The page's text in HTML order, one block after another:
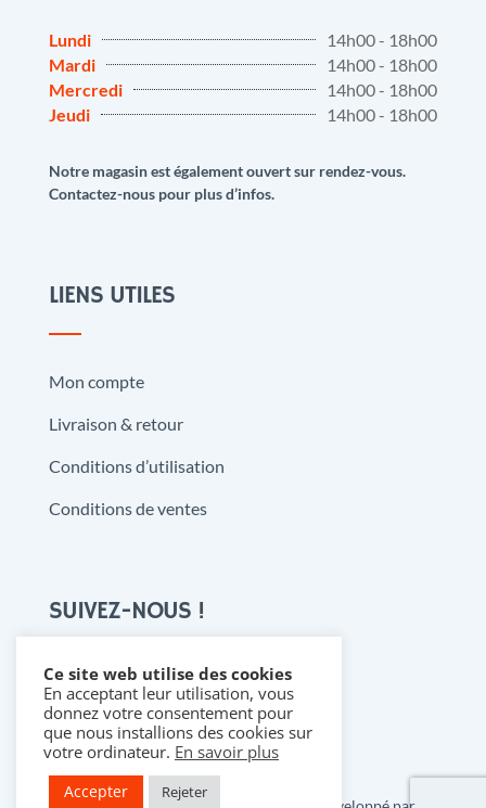
Lundi
14h00 - 18h00
Mardi
14h00 - 18h00
Mercredi
14h00 - 18h00
Jeudi
14h00 - 18h00
Notre magasin est également ouvert sur rendez-vous.
Contactez-nous pour plus d’infos.
LIENS UTILES
Mon compte
Livraison & retour
Conditions d’utilisation
Conditions de ventes
SUIVEZ-NOUS !

Ce site web utilise des cookies
En acceptant leur utilisation, vous
donnez votre consentement pour
que nous installions des cookies sur
votre ordinateur. En savoir plus
Accepter Rejeter